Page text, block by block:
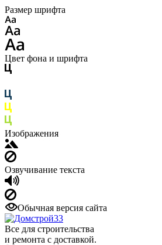
Размер шрифта
Цвет фона и шрифта
Изображения
Озвучивание текста
Обычная версия сайта
Все для строительства
и ремонта с доставкой.